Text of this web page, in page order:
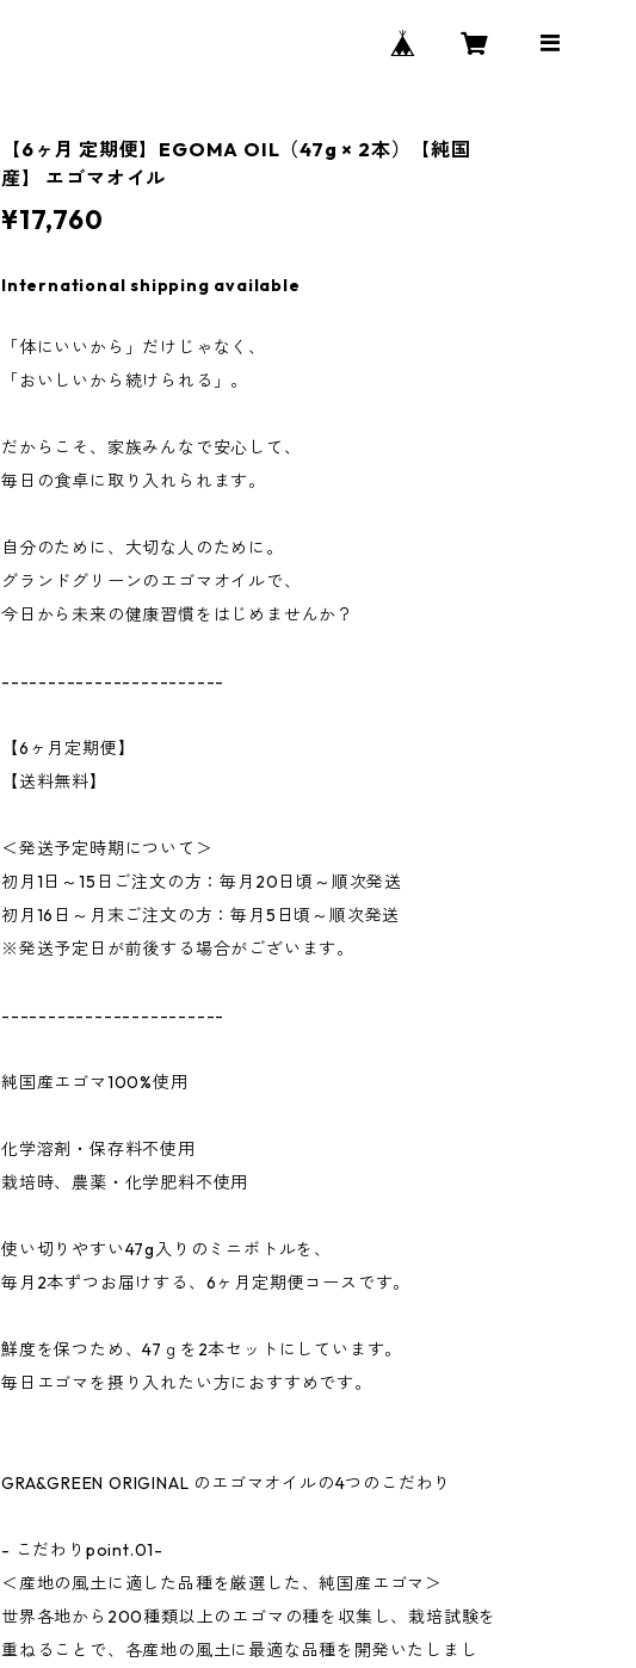
【6ヶ月 定期便】EGOMA OIL（47g × 2本）【純国
産】 エゴマオイル
¥17,760
International shipping available
「体にいいから」だけじゃなく、
「おいしいから続けられる」。
だからこそ、家族みんなで安心して、
毎日の食卓に取り入れられます。
自分のために、大切な人のために。
グランドグリーンのエゴマオイルで、
今日から未来の健康習慣をはじめませんか？
------------------------
【6ヶ月定期便】
【送料無料】
＜発送予定時期について＞
初月1日～15日ご注文の方：毎月20日頃～順次発送
初月16日～月末ご注文の方：毎月5日頃～順次発送
※発送予定日が前後する場合がございます。
------------------------
純国産エゴマ100%使用
化学溶剤・保存料不使用
栽培時、農薬・化学肥料不使用
使い切りやすい47g入りのミニボトルを、
毎月2本ずつお届けする、6ヶ月定期便コースです。
鮮度を保つため、47ｇを2本セットにしています。
毎日エゴマを摂り入れたい方におすすめです。
GRA&GREEN ORIGINAL のエゴマオイルの4つのこだわり
- こだわりpoint.01-
＜産地の風土に適した品種を厳選した、純国産エゴマ＞
世界各地から200種類以上のエゴマの種を収集し、栽培試験を
重ねることで、各産地の風土に最適な品種を開発いたしまし